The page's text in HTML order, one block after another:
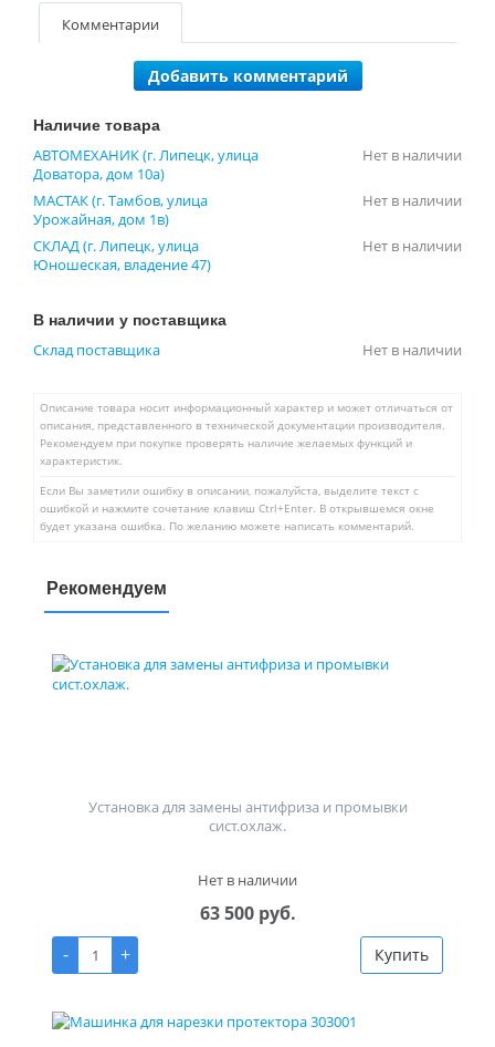
Комментарии
Добавить комментарий
Наличие товара
АВТОМЕХАНИК (г. Липецк, улица
Доватора, дом 10а)
Нет в наличии
МАСТАК (г. Тамбов, улица
Урожайная, дом 1в)
Нет в наличии
СКЛАД (г. Липецк, улица
Юношеская, владение 47)
Нет в наличии
В наличии у поставщика
Склад поставщика Нет в наличии
Описание товара носит информационный характер и может отличаться от
описания, представленного в технической документации производителя.
Рекомендуем при покупке проверять наличие желаемых функций и
характеристик.
Если Вы заметили ошибку в описании, пожалуйста, выделите текст с
ошибкой и нажмите сочетание клавиш Ctrl+Enter. В открывшемся окне
будет указана ошибка. По желанию можете написать комментарий.
Рекомендуем
Установка для замены антифриза и промывки
сист.охлаж.
Нет в наличии
63 500 руб.
-
+ Купить